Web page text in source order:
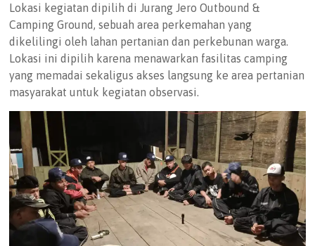
Lokasi kegiatan dipilih di Jurang Jero Outbound &
Camping Ground, sebuah area perkemahan yang
dikelilingi oleh lahan pertanian dan perkebunan warga.
Lokasi ini dipilih karena menawarkan fasilitas camping
yang memadai sekaligus akses langsung ke area pertanian
masyarakat untuk kegiatan observasi.